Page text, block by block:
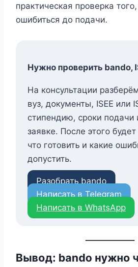
практическая проверка
ошибиться до подачи.
Нужно проверить bando,
На консультации
вуз, документы, ISEE или
стипендию, сроки подачи
заявке. После этого
что готовить и какие
допустить.
Разобрать bando
Написать в Telegram
Написать в WhatsApp
Вывод: bando нужно